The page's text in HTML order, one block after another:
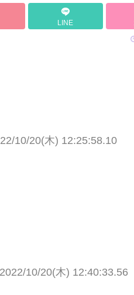
LINE
10/20(木) 12:25:58.10
2022/10/20(木) 12:40:33.56